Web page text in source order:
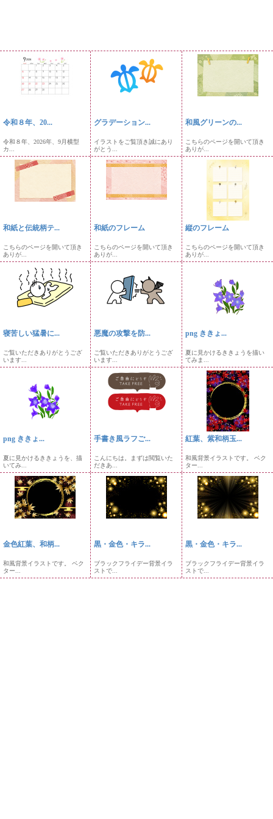
令和８年、20...
令和８年、2026年、9月横型
カ...
グラデーション...
イラストをご覧頂き誠にあり
がとう...
和風グリーンの...
こちらのページを開いて頂き
ありが...
和紙と伝統柄テ...
こちらのページを開いて頂き
ありが...
和紙のフレーム
こちらのページを開いて頂き
ありが...
縦のフレーム
こちらのページを開いて頂き
ありが...
寝苦しい猛暑に...
ご覧いただきありがとうござ
います...
悪魔の攻撃を防...
ご覧いただきありがとうござ
います...
png ききょ...
夏に見かけるききょうを描い
てみま...
png ききょ...
夏に見かけるききょうを、描
いてみ...
手書き風ラフご...
こんにちは。まずは閲覧いた
だきあ...
紅葉、紫和柄玉...
和風背景イラストです。 ベク
ター...
金色紅葉、和柄...
和風背景イラストです。 ベク
ター...
黒・金色・キラ...
ブラックフライデー背景イラ
ストで...
黒・金色・キラ...
ブラックフライデー背景イラ
ストで...